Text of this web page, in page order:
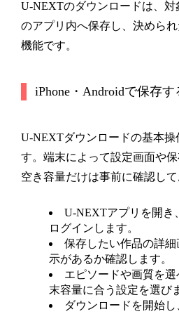
U-NEXTのダウンロードは、対
のアプリ内へ保存し、決めら
機能です。
iPhone・Androidで保存す
U-NEXTダウンロードの基本操
す。端末によって設定画面や
空き容量だけは事前に確認し
U-NEXTアプリを開き
ログインします。
保存したい作品の詳
示があるか確認します。
エピソードや画質を
末容量に合う設定を選び
ダウンロードを開始